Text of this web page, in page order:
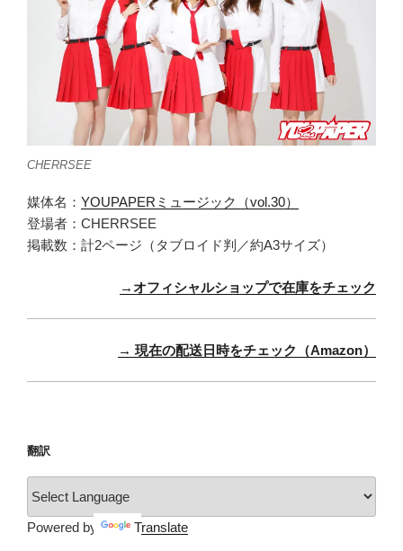
CHERRSEE
媒体名： YOUPAPERミュージック（vol.30）
登場者：CHERRSEE
掲載数：計2ページ（タブロイド判／約A3サイズ）
→オフィシャルショップで在庫をチェック
→ 現在の配送日時をチェック（Amazon）
翻訳
Powered by Translate